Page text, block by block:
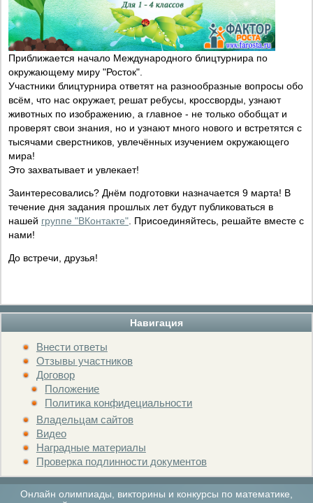
Навигация
Внести ответы
Отзывы участников
Договор
Положение
Политика конфидециальности
Владельцам сайтов
Видео
Наградные материалы
Проверка подлинности документов
Приближается начало Международного блицтурнира по
окружающему миру "Росток".
Участники блицтурнира ответят на разнообразные вопросы обо
всём, что нас окружает, решат ребусы, кроссворды, узнают
животных по изображению, а главное - не только обобщат и
проверят свои знания, но и узнают много нового и встретятся с
тысячами сверстников, увлечённых изучением окружающего
мира!
Это захватывает и увлекает!
Заинтересовались? Днём подготовки назначается 9 марта! В
течение дня задания прошлых лет будут публиковаться в
нашей группе "ВКонтакте". Присоединяйтесь, решайте вместе с
нами!
До встречи, друзья!
Онлайн олимпиады, викторины и конкурсы по математике,